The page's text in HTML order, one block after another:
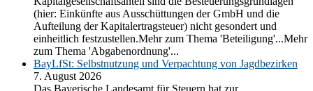
(hier: Einkünfte aus Ausschüttungen der GmbH und die
Aufteilung der Kapitalertragsteuer) nicht gesondert und
einheitlich festzustellen.Mehr zum Thema 'Beteiligung'...Mehr
zum Thema 'Abgabenordnung'...
BayLfSt: Selbstnutzung und Verpachtung von Jagdbezirken
7. August 2026
Das Bayerische Landesamt für Steuern hat zur